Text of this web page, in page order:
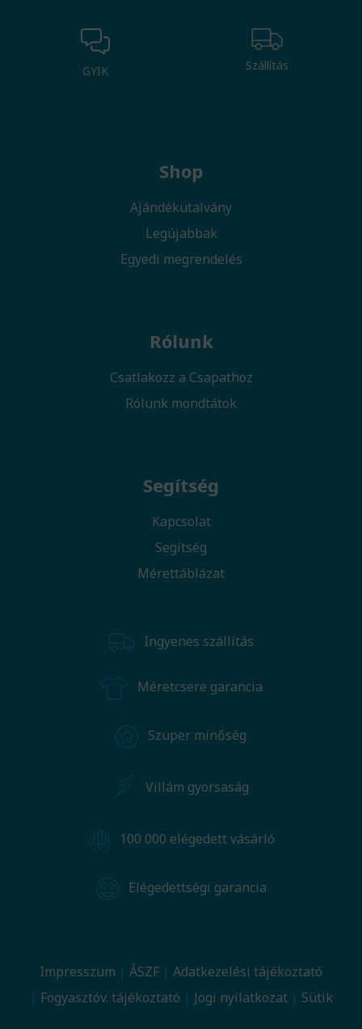
GYIK Szállítás
Shop
Ajándékutalvány
Legújabbak
Egyedi megrendelés
Rólunk
Csatlakozz a Csapathoz
Rólunk mondtátok
Segítség
Kapcsolat
Segítség
Mérettáblázat
Ingyenes szállítás
Méretcsere garancia
Szuper minőség
Villám gyorsaság
100 000 elégedett vásárló
Elégedettségi garancia
Impresszum ÁSZF
Adatkezelési tájékoztató
Fogyasztóv. tájékoztató
Jogi nyilatkozat Sütik